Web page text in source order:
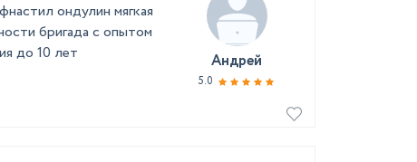
ондулин мягкая
бригада с опытом
до 10 лет
Андрей
5.0